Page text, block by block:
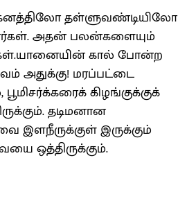
தள்ளுவண்டியிலோ
அதன் பலன்களையும்
கால் போன்ற
அதுக்கு! மரப்பட்டை
கிழங்குக்குக்
தடிமனான
இளநீருக்குள் இருக்கும்
ஒத்திருக்கும்.